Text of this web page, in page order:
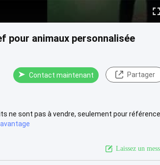
pour animaux personnalisée
Contact maintenant Partager
ne sont pas à vendre, seulement pour référence
Laissez un